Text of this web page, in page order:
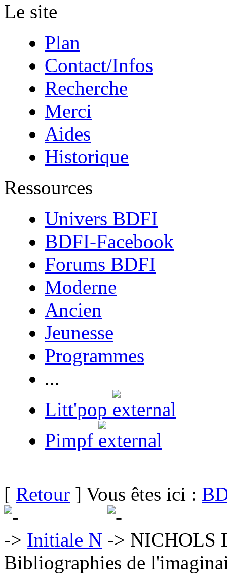
Le site
Plan
Contact/Infos
Recherche
Merci
Aides
Historique
Ressources
Univers BDFI
BDFI-Facebook
Forums BDFI
Moderne
Ancien
Jeunesse
Programmes
...
Litt'pop
Pimpf
[ Retour ] Vous êtes ici :
Initiale N
NICHOLS
Bibliographies de